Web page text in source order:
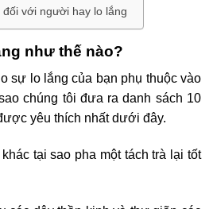
với người hay lo lắng
như thế nào?
sự lo lắng của bạn phụ thuộc vào
chúng tôi đưa ra danh sách 10
yêu thích nhất dưới đây.
tại sao pha một tách trà lại tốt